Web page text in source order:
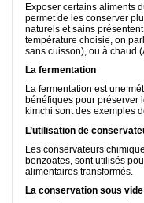
Exposer certains aliments
permet de les conserver
naturels et sains
température choisie, on
sans cuisson), ou à chaud
La fermentation
La fermentation est une
bénéfiques pour préserver
kimchi sont des exemples
L’utilisation de
Les conservateurs
benzoates, sont utilisés
alimentaires transformés.
La conservation sous vide